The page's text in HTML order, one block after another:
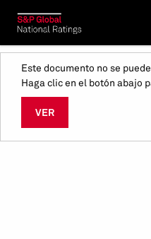
Este documento no se
Haga clic en el botón abajo
VER